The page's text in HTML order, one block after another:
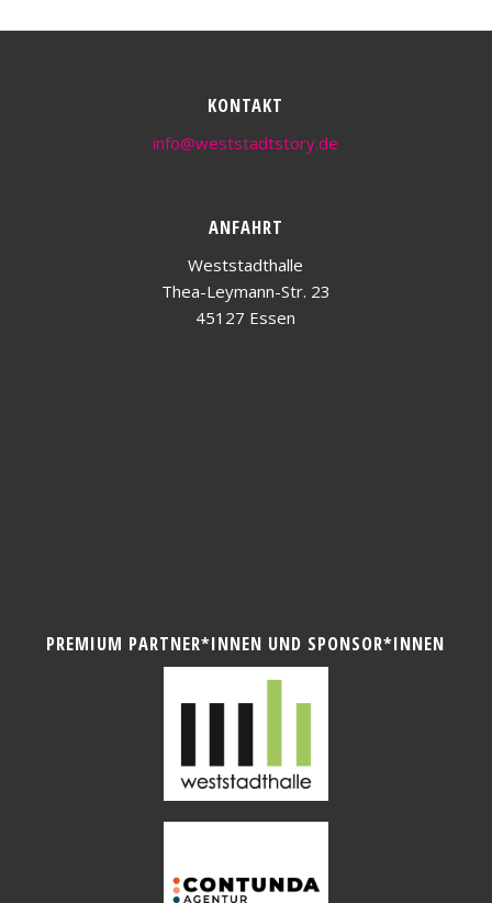
KONTAKT
info@weststadtstory.de
ANFAHRT
Weststadthalle
Thea-Leymann-Str. 23
45127 Essen
PREMIUM PARTNER*INNEN UND SPONSOR*INNEN